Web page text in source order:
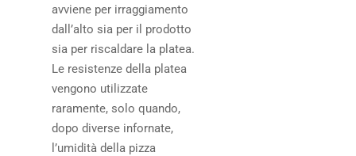
avviene per irraggiamento
dall’alto sia per il prodotto
sia per riscaldare la platea.
Le resistenze della platea
vengono utilizzate
raramente, solo quando,
dopo diverse infornate,
l’umidità della pizza